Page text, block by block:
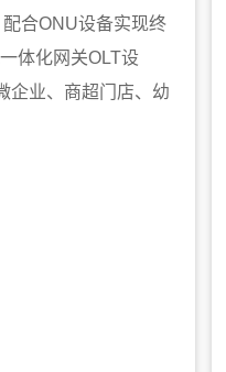
合ONU设备实现终
体化网关OLT设
企业、商超门店、幼